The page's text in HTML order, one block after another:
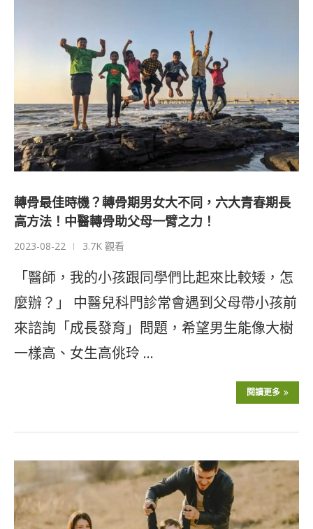
轉骨最佳時機？轉骨期男女大不同，六大青春期長
高方法！中醫轉骨助父母一臂之力！
2023-08-22 3.7K 觀看
「醫師，我的小孩跟同學們比起來比較矮，怎
麼辦？」 中醫兒科門診常會遇到父母帶小孩前
來諮詢「成長發育」問題，希望男生能像大樹
一樣高、女生高佻玲 …
閱讀更多